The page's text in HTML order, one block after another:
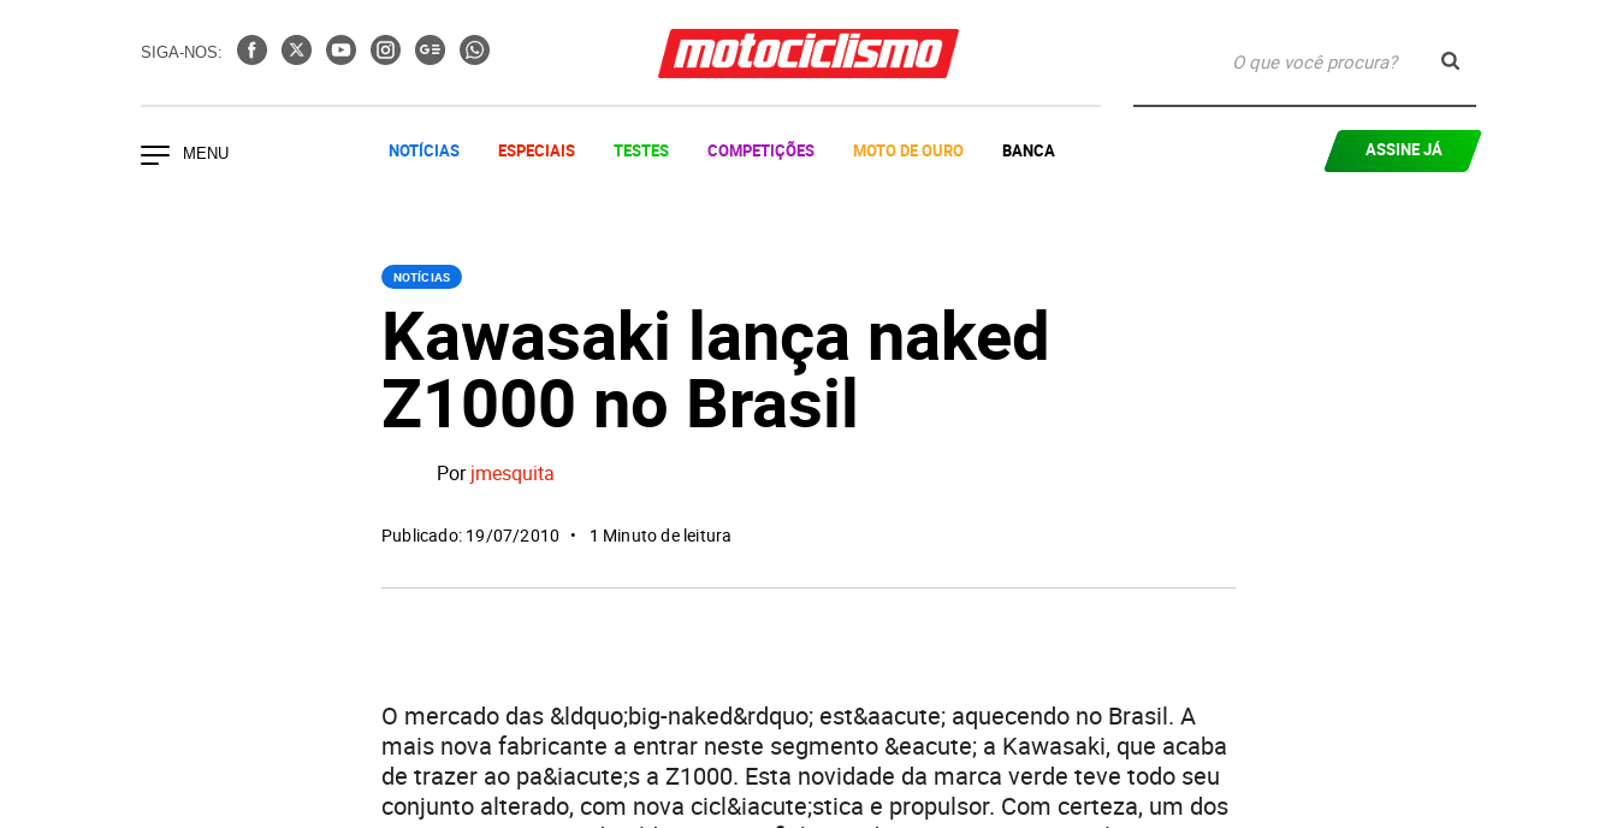
SIGA-NOS:
NOTÍCIAS ESPECIAIS TESTES COMPETIÇÕES MOTO DE OURO BANCA ASSINE JÁ
NOTÍCIAS
Kawasaki lança naked
Z1000 no Brasil
Porjmesquita
Publicado: 19/07/2010 1 Minuto de leitura
O mercado das &ldquo;big-naked&rdquo; est&aacute; aquecendo no Brasil. A
mais nova fabricante a entrar neste segmento &eacute; a Kawasaki, que acaba
de trazer ao pa&iacute;s a Z1000. Esta novidade da marca verde teve todo seu
conjunto alterado, com nova cicl&iacute;stica e propulsor. Com certeza, um dos